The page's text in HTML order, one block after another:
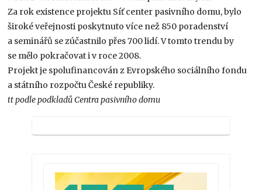
Za rok existence projektu Síť center pasivního domu, bylo
široké veřejnosti poskytnuto více než 850 poradenství
a seminářů se zúčastnilo přes 700 lidí. V tomto trendu by
se mělo pokračovat i v roce 2008.
Projekt je spolufinancován z Evropského sociálního fondu
a státního rozpočtu České republiky.
tt podle podkladů Centra pasivního domu